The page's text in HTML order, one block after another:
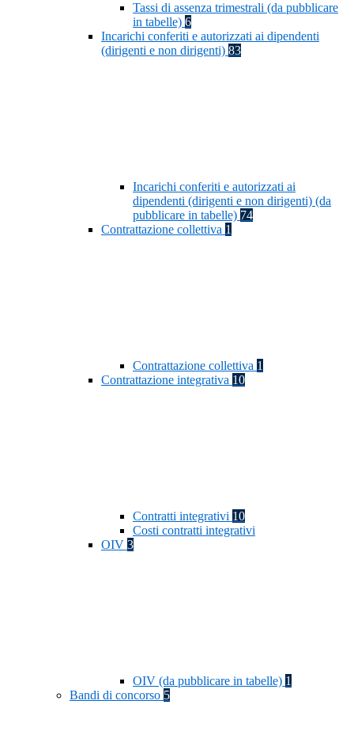
Tassi di assenza trimestrali (da pubblicare
in tabelle) 6
Incarichi conferiti e autorizzati ai dipendenti
(dirigenti e non dirigenti) 83
Incarichi conferiti e autorizzati ai
dipendenti (dirigenti e non dirigenti) (da
pubblicare in tabelle) 74
Contrattazione collettiva 1
Contrattazione collettiva 1
Contrattazione integrativa 10
Contratti integrativi 10
Costi contratti integrativi
OIV 3
OIV (da pubblicare in tabelle) 1
Bandi di concorso 5